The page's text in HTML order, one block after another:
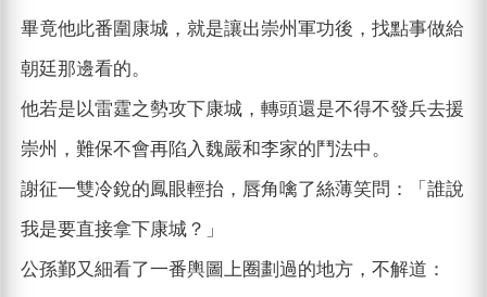
畢竟他此番圍康城，就是讓出崇州軍功後，找點事做給
朝廷那邊看的。
他若是以雷霆之勢攻下康城，轉頭還是不得不發兵去援
崇州，難保不會再陷入魏嚴和李家的鬥法中。
謝征一雙冷銳的鳳眼輕抬，唇角噙了絲薄笑問：「誰說
我是要直接拿下康城？」
公孫鄞又細看了一番輿圖上圈劃過的地方，不解道：